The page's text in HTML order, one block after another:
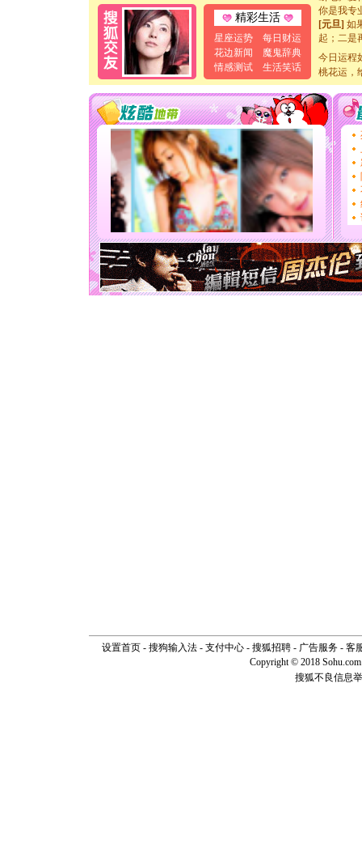
精彩生活
星座运势
每日财运
花边新闻
魔鬼辞典
情感测试
生活笑话
你是我专
[元旦] 如
起；二是
[元旦]当
泣，这痛
[春节]风
颜！冬
道一声
[春节]
片叶子
送你一
[圣诞节]
你太多
要平安
[圣诞节]
能正大光
天都要快
[圣诞节]
如意,快
[元旦]看
今日运程
桃花运，
设置首页- 搜狗输入法- 支付中心- 搜狐招聘- 广告服务- 客
Copyright © 2018
搜狐不良信息